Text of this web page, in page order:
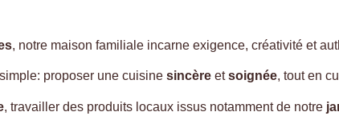
, notre maison familiale incarne exigence, créativité et
proposer une cuisine sincère etsoignée, tout en
, travailler des produits locaux issus notamment de notre